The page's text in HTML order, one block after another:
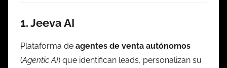
1.Jeeva AI
Plataforma de agentes de venta autónomos
(Agentic AI) que identifican leads, personalizan su